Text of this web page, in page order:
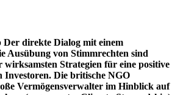
Der direkte Dialog mit einem
Ausübung von Stimmrechten sind
wirksamsten Strategien für eine positive
Die britische NGO
Vermögensverwalter im Hinblick auf